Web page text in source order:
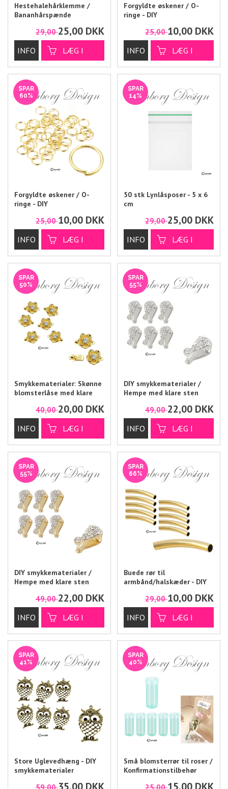
Hestehalehårklemme /
Bananhårspænde
29,0025,00 DKK
Forgyldte øskener / O-
ringe - DIY
25,0010,00 DKK
SPAR
60%
Forgyldte øskener / O-
ringe - DIY
25,0010,00 DKK
SPAR
14%
50 stk Lynlåsposer - 5 x 6
cm
29,0025,00 DKK
SPAR
50%
Smykkematerialer: Skønne
blomsterlåse med klare
40,0020,00 DKK
SPAR
55%
DIY smykkematerialer /
Hempe med klare sten
49,0022,00 DKK
SPAR
55%
DIY smykkematerialer /
Hempe med klare sten
49,0022,00 DKK
SPAR
66%
Buede rør til
armbånd/halskæder - DIY
29,0010,00 DKK
SPAR
41%
Store Uglevedhæng - DIY
smykkematerialer
SPAR
40%
Små blomsterrør til roser /
Konfirmationstilbehør